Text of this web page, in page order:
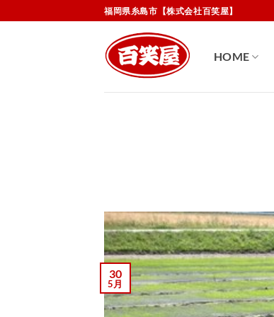
to
福岡県糸島市【株式会社百笑屋】
HOME
30
5月